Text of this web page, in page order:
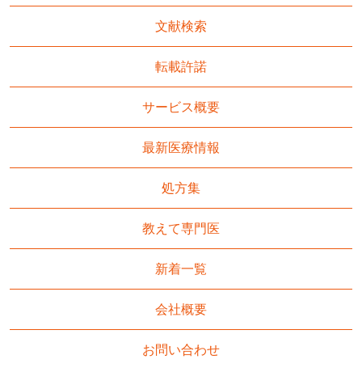
文献検索
転載許諾
サービス概要
最新医療情報
処方集
教えて専門医
新着一覧
会社概要
お問い合わせ